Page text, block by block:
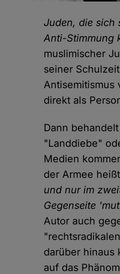
Juden, die sich
Anti-Stimmung
muslimischer
seiner
Antisemitismus
direkt als
Dann
"Landdiebe"
Medien
der Armee
und nur im
Gegenseite
Autor auch
darüber hinaus
auf das